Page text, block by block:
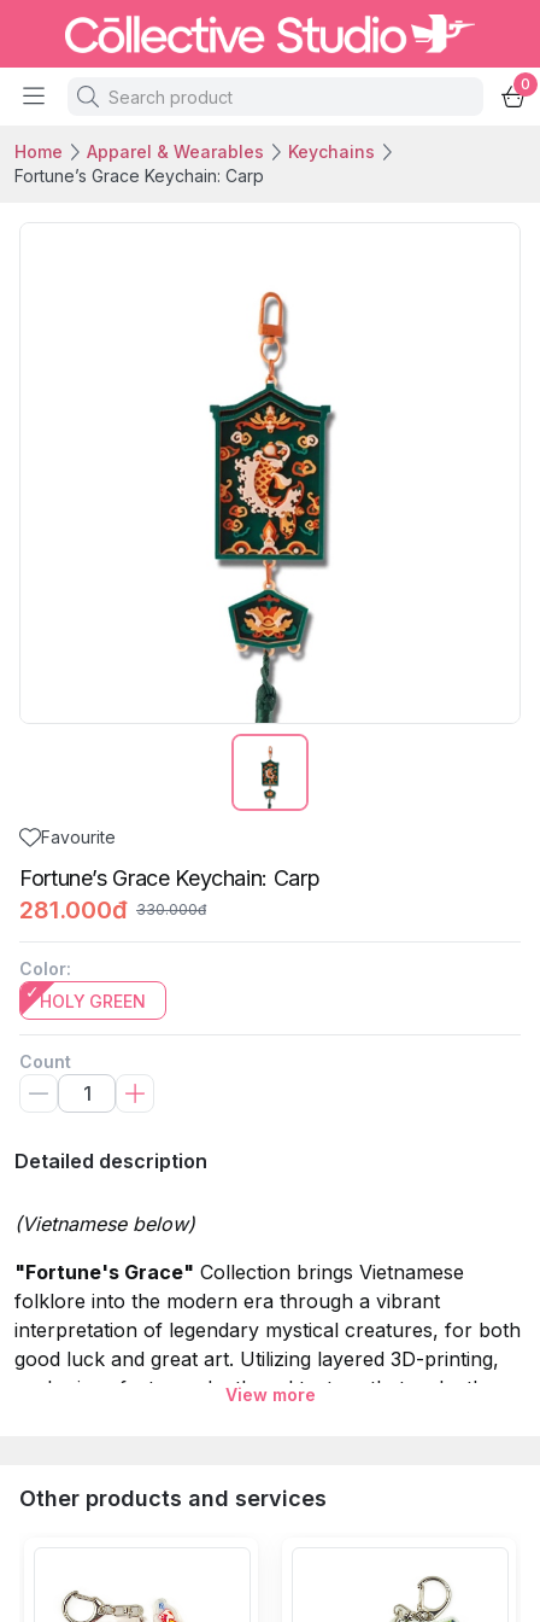
0
Home Apparel & Wearables
Keychains
Fortune’s Grace Keychain: Carp
Favourite
Fortune’s Grace Keychain: Carp
281.000đ 330.000đ
Color:
HOLY GREEN
Count
Detailed description
(Vietnamese below)
"Fortune's Grace" Collection brings Vietnamese
folklore into the modern era through a vibrant
interpretation of legendary mystical creatures, for both
good luck and great art. Utilizing layered 3D-printing,
each piece features depth and texture that make the
environmentally concious. A brilliant keepsake for
View more
Other products and services